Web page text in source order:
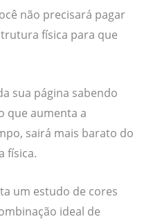
não precisará pagar
física para que
sua página sabendo
que aumenta a
sairá mais barato do
física.
um estudo de cores
ideal de